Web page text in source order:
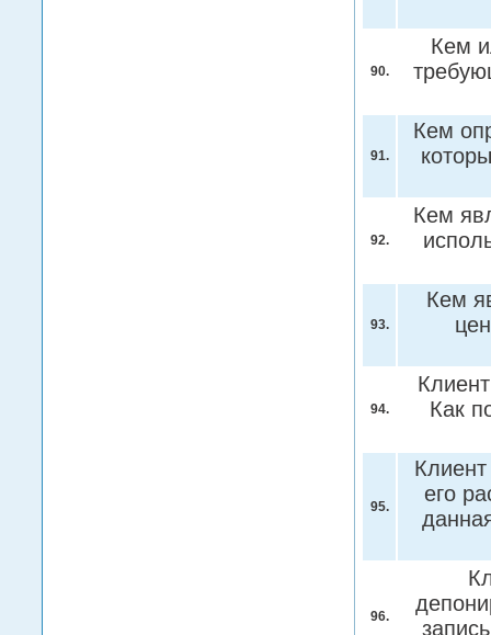
90.
Кем
91.
Кем
92.
Кем
93.
Кем
94.
Как
95.
его
96.